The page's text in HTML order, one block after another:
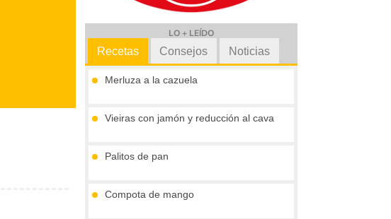
LO + LEÍDO
Recetas
Merluza a la cazuela
Vieiras con jamón y reducción al cava
Palitos de pan
Compota de mango
Consejos Noticias